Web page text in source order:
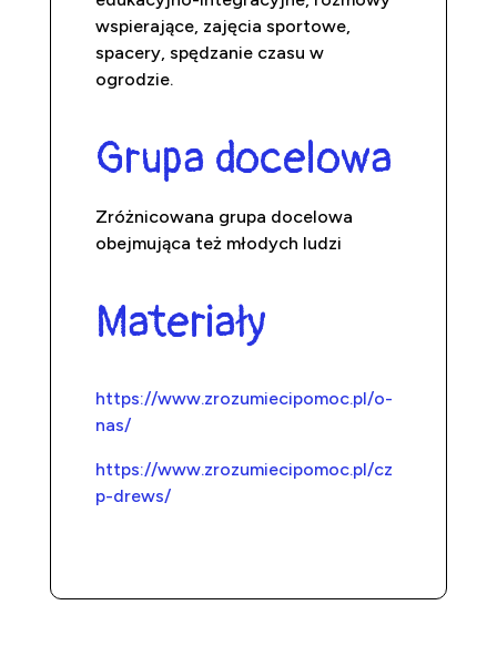
wspierające, zajęcia sportowe,
spacery, spędzanie czasu w
ogrodzie.
Grupa docelowa
Zróżnicowana grupa docelowa
obejmująca też młodych ludzi
Materiały
https://www.zrozumiecipomoc.pl/o-
nas/
https://www.zrozumiecipomoc.pl/cz
p-drews/